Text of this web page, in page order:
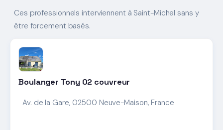
Ces professionnels interviennent à Saint-Michel sans y
être forcement basés.
Boulanger Tony 02 couvreur
Av. de la Gare, 02500 Neuve-Maison, France